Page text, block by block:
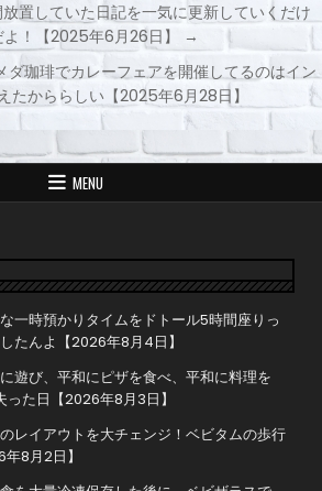
放置していた日記を一気に更新していくだけ
よ！【2025年6月26日】 →
珈琲でカレーフェアを開催してるのはイン
たかららしい【2025年6月28日】
MENU
一時預かりタイムをドトール5時間座りっ
たんよ【2026年8月4日】
遊び、平和にピザを食べ、平和に料理を
った日【2026年8月3日】
レイアウトを大チェンジ！ベビタムの歩行
8月2日】